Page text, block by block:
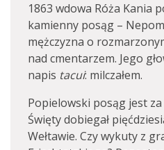
1863 wdowa Róża Kania
kamienny posąg –
mężczyzna o
nad cmentarzem. Jego
napis tacui: milczałem.
Popielowski posąg jest
Święty dobiegał
Wełtawie. Czy wykuty z